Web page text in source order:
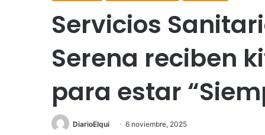
Servicios
Serena reciben
para estar
DiarioElqui 6 noviembre, 2025